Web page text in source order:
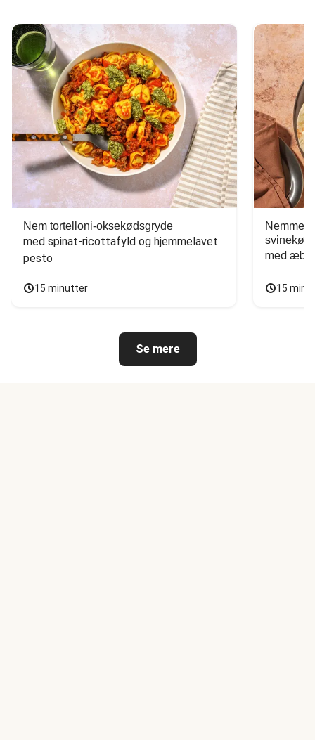
Nem tortelloni-oksekødsgryde
med spinat-ricottafyld og hjemmelavet
pesto
15 minutter
Nemme
svinekød
med
15
Se mere